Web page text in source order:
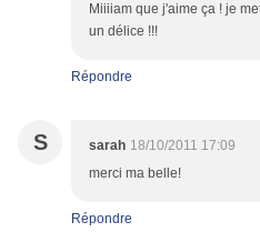
Miiiiam que j'aime ça ! je
un délice !!!
Répondre
S sarah 18/10/2011 17:09
merci ma belle!
Répondre